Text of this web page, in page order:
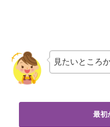
見たいところ
最初